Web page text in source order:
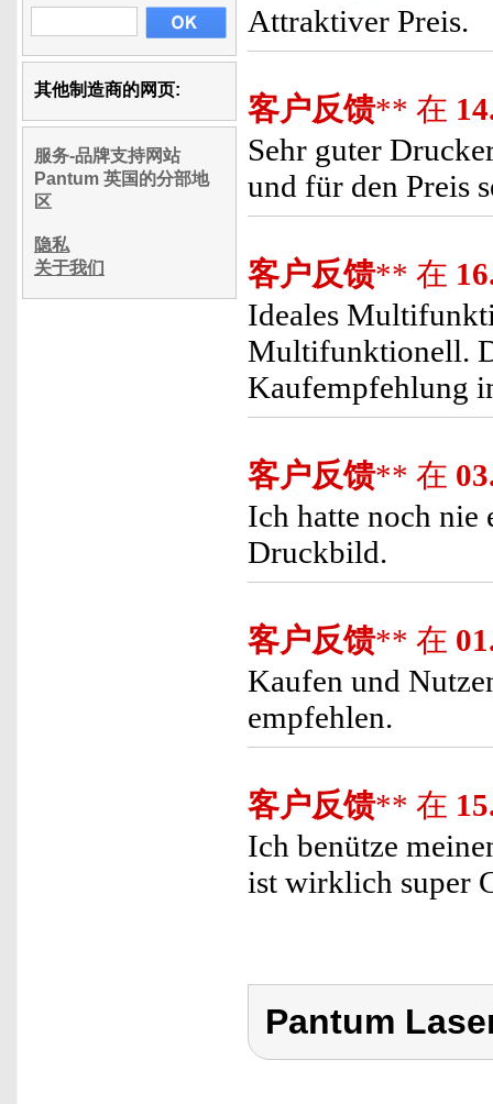
其他制造商的网页:
服务-品牌支持网站
Pantum 英国的分部地
区
隐私
关于我们
Attraktiver Preis.
客户反馈** 在
Sehr guter
und für den Preis
客户反馈** 在
Ideales
Multifunktionell.
Kaufempfehlung
客户反馈** 在
Ich hatte noch nie
Druckbild.
客户反馈** 在
Kaufen und
empfehlen.
客户反馈** 在
Ich benütze
ist wirklich super
Pantum